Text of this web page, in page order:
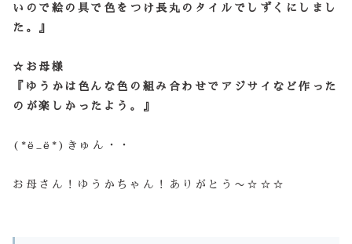
いので絵の具で色をつけ長丸のタイルでしずくにしまし
た。』
☆お母様
『ゆうかは色んな色の組み合わせでアジサイなど作った
のが楽しかったよう。』
(*ё_ё*)きゅん・・
お母さん！ゆうかちゃん！ありがとう〜☆☆☆